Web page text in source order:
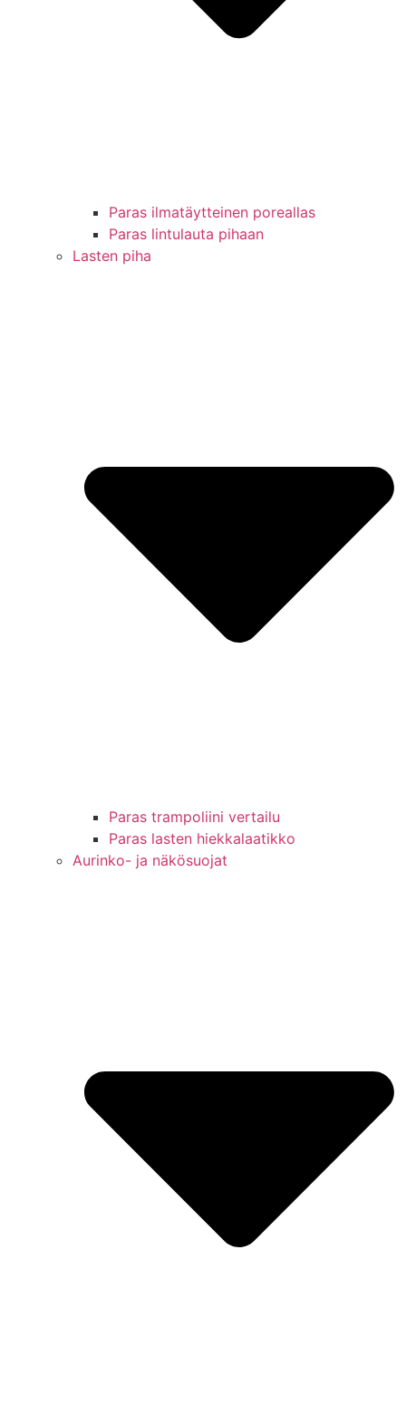
Paras ilmatäytteinen poreallas
Paras lintulauta pihaan
Lasten piha
Paras trampoliini vertailu
Paras lasten hiekkalaatikko
Aurinko- ja näkösuojat